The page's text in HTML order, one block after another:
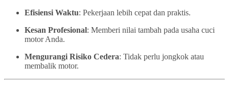
Efisiensi Waktu: Pekerjaan lebih cepat dan praktis.
Kesan Profesional: Memberi nilai tambah pada usaha cuci
motor Anda.
Mengurangi Risiko Cedera: Tidak perlu jongkok atau
membalik motor.